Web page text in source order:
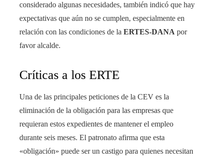
considerado algunas necesidades, también indicó que hay
expectativas que aún no se cumplen, especialmente en
relación con las condiciones de la ERTES-DANA por
favor alcalde.
Críticas a los ERTE
Una de las principales peticiones de la CEV es la
eliminación de la obligación para las empresas que
requieran estos expedientes de mantener el empleo
durante seis meses. El patronato afirma que esta
«obligación» puede ser un castigo para quienes necesitan